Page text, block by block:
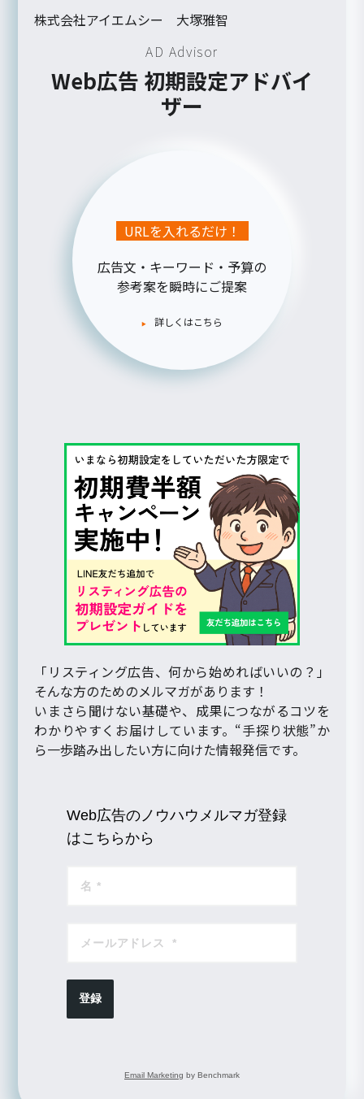
株式会社アイエムシー 大塚雅智
AD Advisor
Web広告 初期設定アドバイ
ザー
URLを入れるだけ！
広告文・キーワード・予算の
参考案を瞬時にご提案
詳しくはこちら
「リスティング広告、何から始めればいいの？」
そんな方のためのメルマガがあります！
いまさら聞けない基礎や、成果につながるコツを
わかりやすくお届けしています。“手探り状態”か
ら一歩踏み出したい方に向けた情報発信です。
Web広告のノウハウメルマガ登録
はこちらから
登録
Email Marketing by Benchmark